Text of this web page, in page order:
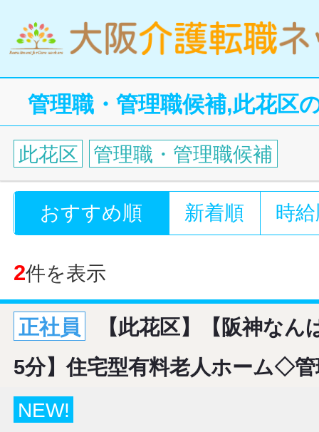
管理職・管理職候補,此花区
此花区 管理職・管理職候補
おすすめ順 新着順 時
2件を表示
正社員
【此花区】【阪神な
5分】住宅型有料老人ホーム◇
NEW!